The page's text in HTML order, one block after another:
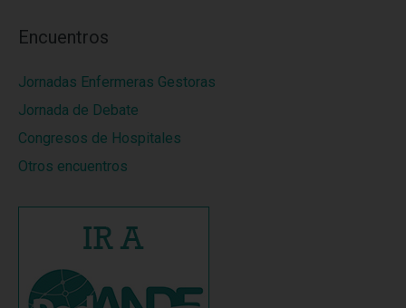
Encuentros
Jornadas Enfermeras Gestoras
Jornada de Debate
Congresos de Hospitales
Otros encuentros